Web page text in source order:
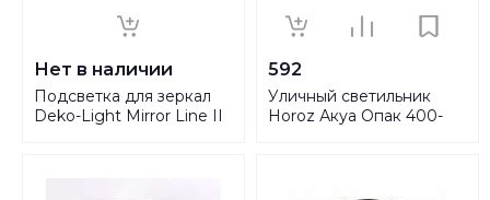
Нет в наличии
Подсветка для зеркал
Deko-Light Mirror Line II
592
Уличный светильник
Horoz Акуа Опак 400-